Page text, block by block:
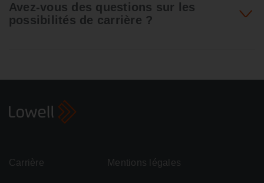
Avez-vous des questions sur les
possibilités de carrière ?
Carrière Mentions légales